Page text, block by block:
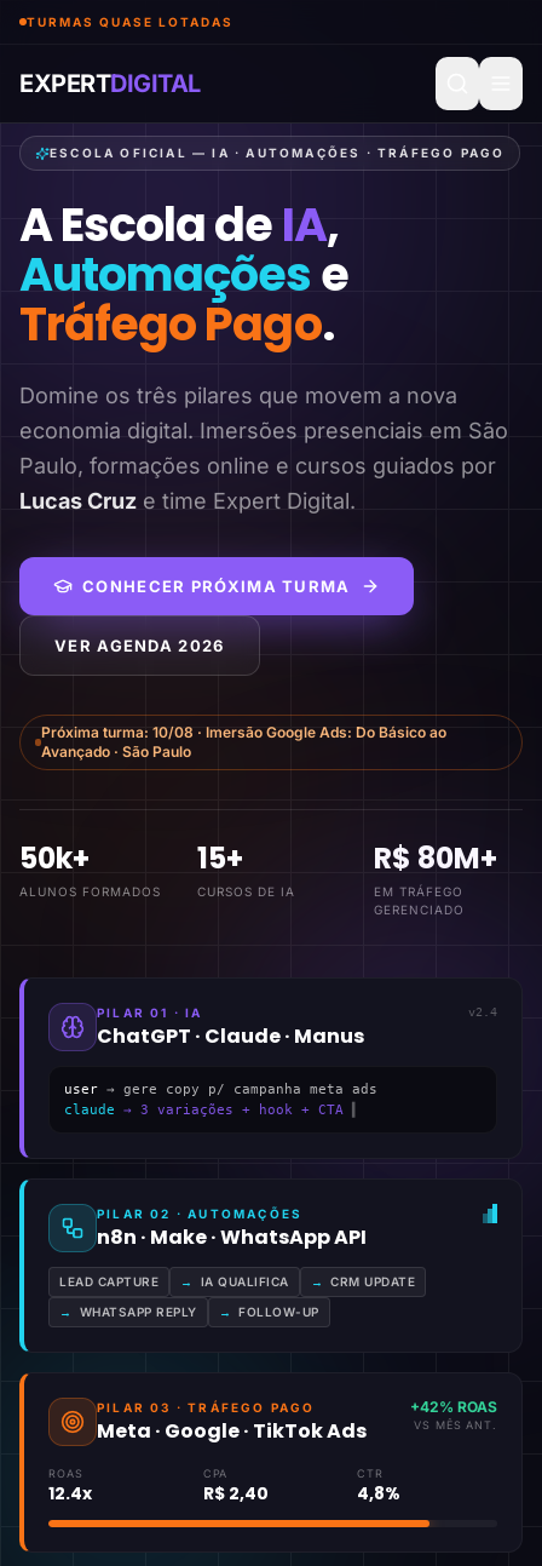
TURMAS QUASE LOTADAS
EXPERTDIGITAL
ESCOLA OFICIAL — IA · AUTOMAÇÕES · TRÁFEGO PAGO
A Escola deIA,
Automaçõese
Tráfego Pago.
Domine os três pilares que movem a nova
economia digital. Imersões presenciais em São
Paulo, formações online e cursos guiados por
Lucas Cruz e time Expert Digital.
CONHECER PRÓXIMA TURMA
VER AGENDA 2026
Próxima turma: 10/08 · Imersão Google Ads: Do Básico ao
Avançado · São Paulo
50k+
ALUNOS FORMADOS
15+
CURSOS DE IA
R$ 80M+
EM TRÁFEGO
GERENCIADO
PILAR 01 · IA
ChatGPT · Claude · Manus
v2.4
user → gere copy p/ campanha meta ads
claude → 3 variações + hook + CTA
PILAR 02 · AUTOMAÇÕES
n8n · Make · WhatsApp API
LEAD CAPTURE → IA QUALIFICA → CRM UPDATE
→ WHATSAPP REPLY → FOLLOW-UP
PILAR 03 · TRÁFEGO PAGO
Meta · Google · TikTok Ads
+42% ROAS
VS MÊS ANT.
ROAS
12.4x
CPA
R$ 2,40
CTR
4,8%